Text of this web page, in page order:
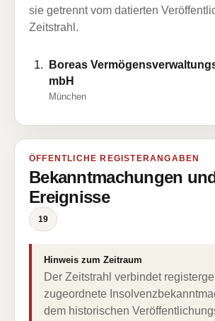
sie getrennt vom datierten
Zeitstrahl.
Boreas
mbH
München
ÖFFENTLICHE REGISTERANGABEN
Bekanntmachungen
Ereignisse
19
Hinweis zum Zeitraum
Der Zeitstrahl verbindet
zugeordnete
dem historischen